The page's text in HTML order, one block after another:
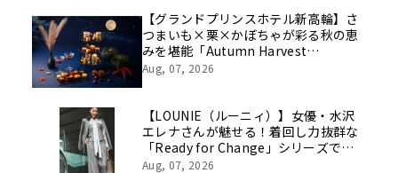
【グランドプリンスホテル新高輪】さ
つまいも×栗×かぼちゃが彩る秋の恵
みを堪能「Autumn Harvest
Afternoon Tea」開催
Aug, 07, 2026
【LOUNIE（ルーニィ）】女優・水沢
エレナさんが魅せる！着回し力抜群な
「Ready for Change」シリーズでつ
くる「10daysスタイルを8/7(金)より
Aug, 07, 2026